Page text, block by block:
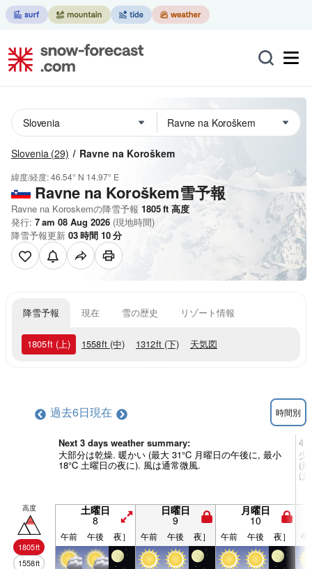
Slovenia (29) Ravne na Koroškem
緯度/経度:46.54° N 14.97° E
Ravne na Koroškem雪予報
Ravne na Koroskemの降雪予報 1805ft 高度
発行: 7 am 08 Aug 2026 (現地時間)
降雪予報更新 03時間 10分
降雪予報 現在 雪の歴史 リゾート情報
1805ft (上) 1558ft (中) 1312ft (下) 天気図
過去6日現在 時間別
Next 3 days weather summary:
大部分は乾燥. 暖かい (最大 31°C 月曜日の午後に, 最小
18°C 土曜日の夜に). 風は通常微風.
4 -
少
(
は
高度
1805ft
1558ft
土曜日
8
日曜日
9
月曜日
10
午前 午後 夜］ 午前 午後 夜］ 午前 午後 夜］ 午